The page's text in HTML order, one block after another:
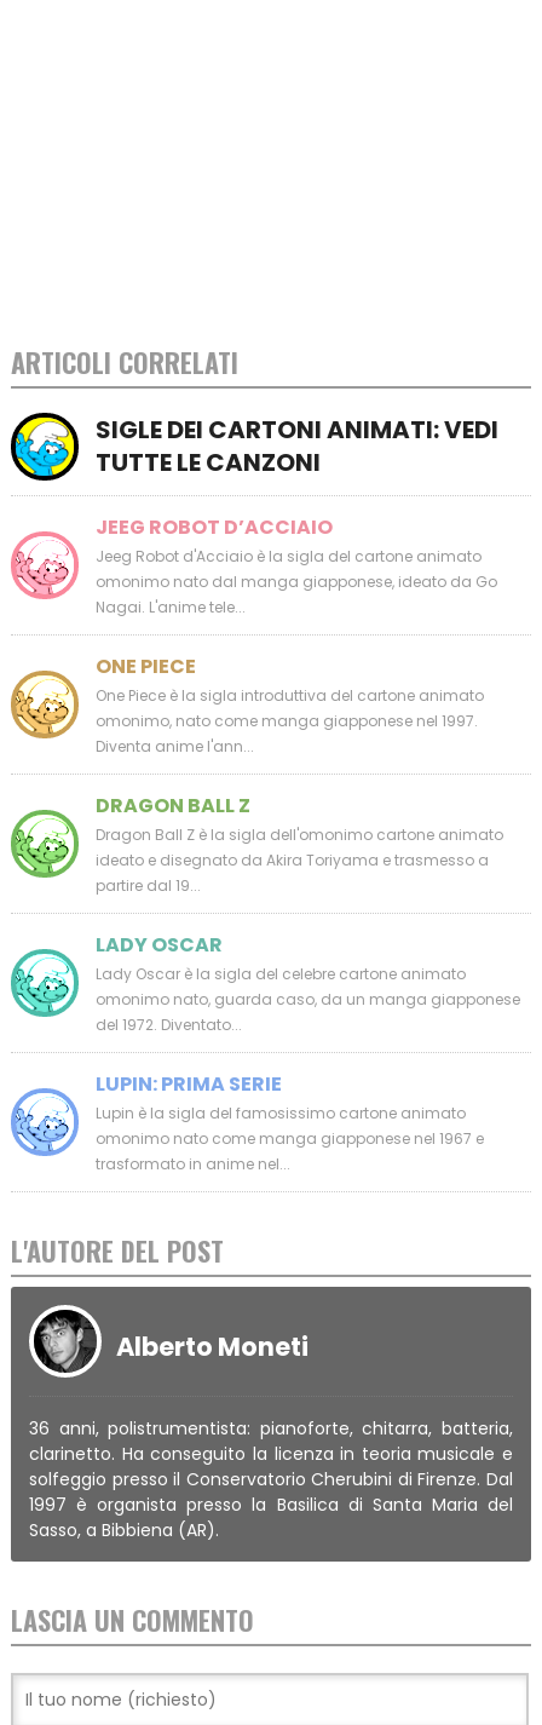
ARTICOLI CORRELATI
SIGLE DEI CARTONI ANIMATI: VEDI
TUTTE LE CANZONI
JEEG ROBOT D’ACCIAIO
Jeeg Robot d'Acciaio è la sigla del cartone animato
omonimo nato dal manga giapponese, ideato da Go
Nagai. L'anime tele...
ONE PIECE
One Piece è la sigla introduttiva del cartone animato
omonimo, nato come manga giapponese nel 1997.
Diventa anime l'ann...
DRAGON BALL Z
Dragon Ball Z è la sigla dell'omonimo cartone animato
ideato e disegnato da Akira Toriyama e trasmesso a
partire dal 19...
LADY OSCAR
Lady Oscar è la sigla del celebre cartone animato
omonimo nato, guarda caso, da un manga giapponese
del 1972. Diventato...
LUPIN: PRIMA SERIE
Lupin è la sigla del famosissimo cartone animato
omonimo nato come manga giapponese nel 1967 e
trasformato in anime nel...
L'AUTORE DEL POST
Alberto Moneti
36 anni, polistrumentista: pianoforte, chitarra, batteria,
clarinetto. Ha conseguito la licenza in teoria musicale e
solfeggio presso il Conservatorio Cherubini di Firenze. Dal
1997 è organista presso la Basilica di Santa Maria del
Sasso, a Bibbiena (AR).
LASCIA UN COMMENTO